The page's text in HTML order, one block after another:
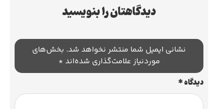
دیدگاهتان را بنویسید
نشانی ایمیل شما منتشر نخواهد شد. بخش‌های
موردنیاز علامت‌گذاری شده‌اند *
دیدگاه*